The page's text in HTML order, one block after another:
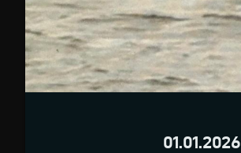
01.01.2026